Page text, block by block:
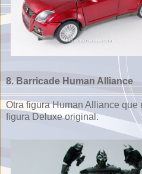
8. Barricade Human Alliance
Otra figura Human Alliance que
figura Deluxe original.